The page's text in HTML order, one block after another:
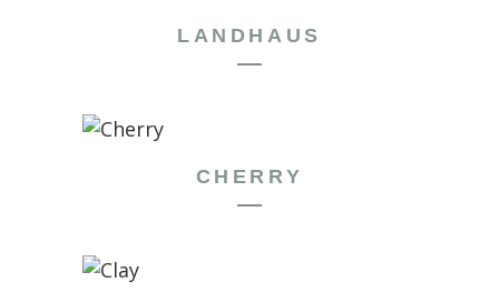
LANDHAUS
CHERRY